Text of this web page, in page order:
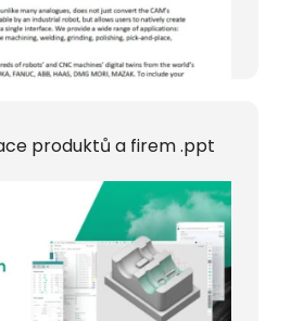
produktů a firem .ppt